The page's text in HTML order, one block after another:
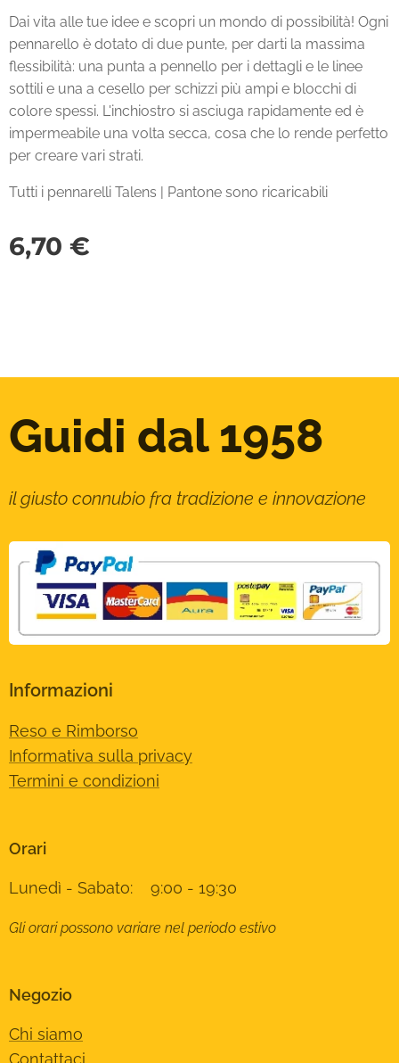
Dai vita alle tue idee e scopri un mondo di possibilità! Ogni
pennarello è dotato di due punte, per darti la massima
flessibilità: una punta a pennello per i dettagli e le linee
sottili e una a cesello per schizzi più ampi e blocchi di
colore spessi. L'inchiostro si asciuga rapidamente ed è
impermeabile una volta secca, cosa che lo rende perfetto
per creare vari strati.
Tutti i pennarelli Talens | Pantone sono ricaricabili
6,70 €
Guidi dal 1958
il giusto connubio fra tradizione e innovazione
Informazioni
Reso e Rimborso
Informativa sulla privacy
Termini e condizioni
Orari
Lunedì - Sabato: 9:00 - 19:30
Gli orari possono variare nel periodo estivo
Negozio
Chi siamo
Contattaci